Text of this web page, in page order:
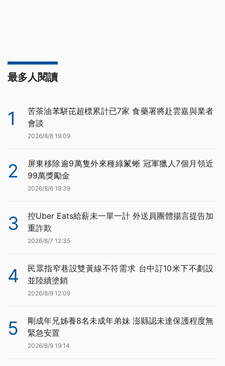
最多人閱讀
1
苦茶油苯駢芘超標累計已7家 食藥署將赴雲嘉與業者
會談
2026/8/8 19:09
2
屏東移除逾9萬隻外來種綠鬣蜥 冠軍獵人7個月領近
99萬獎勵金
2026/8/6 19:39
3
控Uber Eats給薪未一單一計 外送員團體揚言提告加
重詐欺
2026/8/7 12:35
4
民眾指窄巷設雙黃線不符需求 台中訂10米下不劃設
並陸續塗銷
2026/8/9 12:09
5
剛成年兄姊養8名未成年弟妹 澎縣認未達保護程度無
緊急安置
2026/8/9 19:14